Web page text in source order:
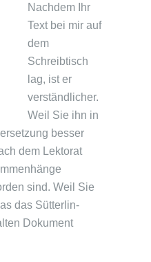
Nachdem Ihr
Text bei mir auf
dem
Schreibtisch
lag, ist er
verständlicher.
Weil Sie ihn in
besser
dem Lektorat
sind. Weil Sie
das Sütterlin-
Dokument